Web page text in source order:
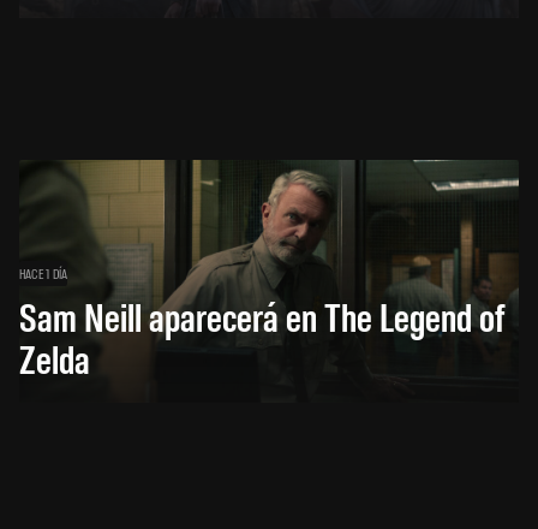
HACE 1 DÍA
Sam Neill aparecerá en The Legend of
Zelda